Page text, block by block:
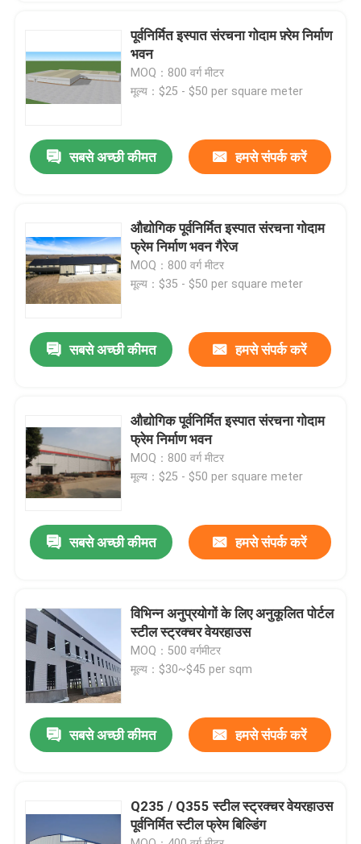
उत्पादों
वीडियो
हमारे बारे में
गुणवत्ता नियंत्रण
एक उद्धरण का अनुरोध करें
इस्पात संरचना गोदाम
हल्के इस्पात संरचना
पूर्वनिर्मित इस्पात संरचना गोदाम फ़्रेम निर्माण
भवन
MOQ：800 वर्ग मीटर
मूल्य：$25 - $50 per square meter
सबसे अच्छी कीमत हमसे संपर्क करें
औद्योगिक पूर्वनिर्मित इस्पात संरचना गोदाम
फ्रेम निर्माण भवन गैरेज
MOQ：800 वर्ग मीटर
मूल्य：$35 - $50 per square meter
सबसे अच्छी कीमत हमसे संपर्क करें
औद्योगिक पूर्वनिर्मित इस्पात संरचना गोदाम
फ्रेम निर्माण भवन
MOQ：800 वर्ग मीटर
मूल्य：$25 - $50 per square meter
सबसे अच्छी कीमत हमसे संपर्क करें
विभिन्न अनुप्रयोगों के लिए अनुकूलित पोर्टल
स्टील स्ट्रक्चर वेयरहाउस
MOQ：500 वर्गमीटर
मूल्य：$30~$45 per sqm
सबसे अच्छी कीमत हमसे संपर्क करें
Q235 / Q355 स्टील स्ट्रक्चर वेयरहाउस
पूर्वनिर्मित स्टील फ्रेम बिल्डिंग